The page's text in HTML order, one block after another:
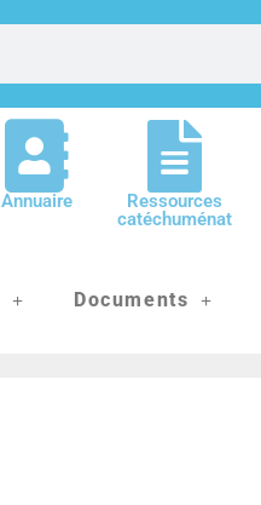
Annuaire
Ressources
catéchuménat
Documents